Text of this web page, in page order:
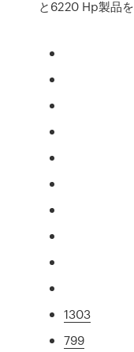
と6220 Hp製品
1303
799